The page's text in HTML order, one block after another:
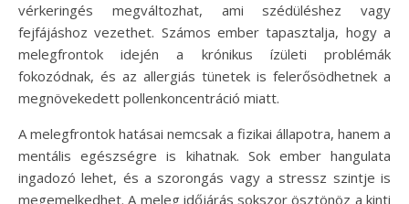
vérkeringés megváltozhat, ami szédüléshez vagy
fejfájáshoz vezethet. Számos ember tapasztalja, hogy a
melegfrontok idején a krónikus ízületi problémák
fokozódnak, és az allergiás tünetek is felerősödhetnek a
megnövekedett pollenkoncentráció miatt.
A melegfrontok hatásai nemcsak a fizikai állapotra, hanem a
mentális egészségre is kihatnak. Sok ember hangulata
ingadozó lehet, és a szorongás vagy a stressz szintje is
megemelkedhet. A meleg időjárás sokszor ösztönöz a kinti